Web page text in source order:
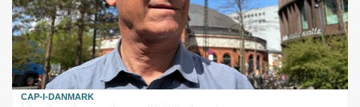
CAP-I-DANMARK